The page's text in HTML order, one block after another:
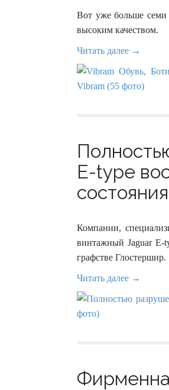
Вот уже больше семи
высоким качеством.
Читать далее →
E-type
Компании,
винтажный Jaguar E-
графстве Глостершир.
Читать далее →